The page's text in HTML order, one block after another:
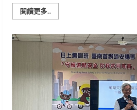
閱讀更多..
more
樓
馬
雅
各
療
傳
道
團
至
南